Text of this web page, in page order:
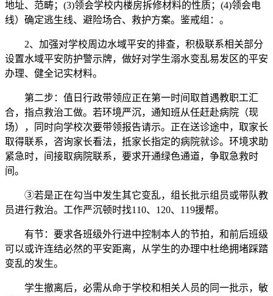
地址、范畴；(3)领会学校内楼房拆修材料的性质；(4)领会电
线）确定逃生线、避险场合、救护方案。鉴戒组：。
2、加强对学校周边水域平安的排查，积极联系相关部分
设置水域平安防护警示牌，做好对学生溺水变乱易发区的平安
办理、健全记实材料。
第二步：值日行政带领应正在第一时间取首遇教职工汇
合，指点救治工做。若环境严沉，通知班从任赶赴病院（现
场），同时向学校次要带领报告请示。正在送诊途中，取家长
取得联系，咨询家长看法，抵家长指定的病院就诊。环境求助
紧急时，间接取病院联系，要求开通绿色通道，争取急救时
间。
③若是正在勾当中发生其它变乱，组长批示组员或带队教
员进行救治。工作严沉顿时找110、120、119援帮。
有节：要求各班级外行进中控制本人的节拍，和前后班级
可以或许连结必然的平安距离，从学生的办理中杜绝拥堵踩踏
变乱的发生。
学生撤离后，必需从命于学校和相关人员的同一批示，敏